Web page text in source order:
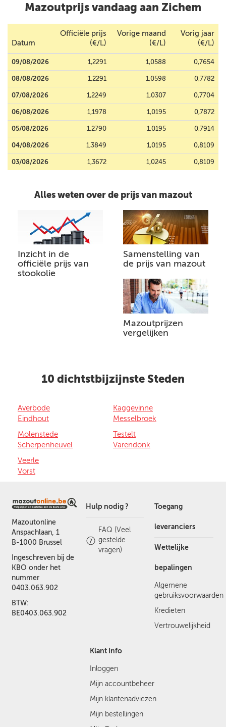
Mazoutprijs vandaag aan Zichem
Datum
Officiële prijs
(€/L)
Vorige maand
(€/L)
Vorig jaar
(€/L)
09/08/2026 1,2291 1,0588 0,7654
08/08/2026 1,2291 1,0598 0,7782
07/08/2026 1,2249 1,0307 0,7704
06/08/2026 1,1978 1,0195 0,7872
05/08/2026 1,2790 1,0195 0,7914
04/08/2026 1,3849 1,0195 0,8109
03/08/2026 1,3672 1,0245 0,8109
Alles weten over de prijs van mazout
Inzicht in de
officiële prijs van
stookolie
Samenstelling van
de prijs van mazout
Mazoutprijzen
vergelijken
10 dichtstbijzijnste Steden
Averbode
Eindhout
Kaggevinne
Messelbroek
Molenstede
Scherpenheuvel
Testelt
Varendonk
Veerle
Vorst
Mazoutonline
Anspachlaan, 1
B-1000 Brussel
Ingeschreven bij de
KBO onder het
nummer
0403.063.902
BTW:
BE0403.063.902
Hulp nodig ?
FAQ (Veel
gestelde
vragen)
Toegang
leveranciers
Wettelijke
bepalingen
Algemene
gebruiksvoorwaarden
Kredieten
Vertrouwelijkheid
Klant Info
Inloggen
Mijn accountbeheer
Mijn klantenadviezen
Mijn bestellingen